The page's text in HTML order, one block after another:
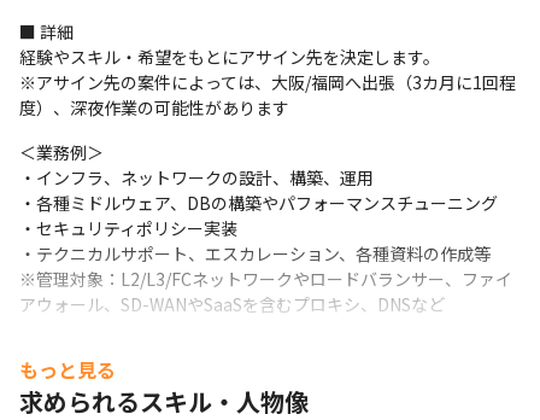
■ 詳細
経験やスキル・希望をもとにアサイン先を決定します。
※アサイン先の案件によっては、大阪/福岡へ出張（3カ月に1回程
度）、深夜作業の可能性があります
＜業務例＞
・インフラ、ネットワークの設計、構築、運用
・各種ミドルウェア、DBの構築やパフォーマンスチューニング
・セキュリティポリシー実装
・テクニカルサポート、エスカレーション、各種資料の作成等
※管理対象：L2/L3/FCネットワークやロードバランサー、ファイ
アウォール、SD-WANやSaaSを含むプロキシ、DNSなど
・基本的には当社のメンバーと共に、15～30名程度の規模のプロ
ジェクトに参画し、業務を行います
もっと見る
求められるスキル・人物像